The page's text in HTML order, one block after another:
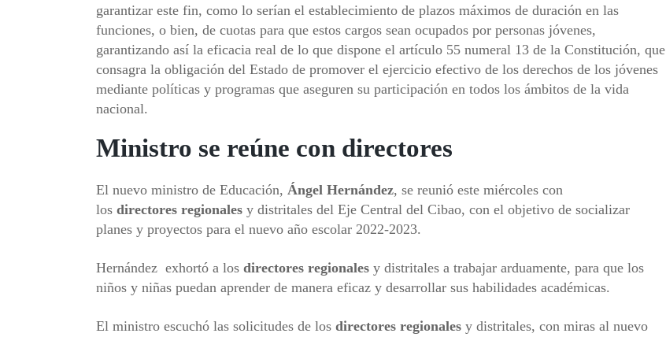
garantizar este fin, como lo serían el establecimiento de plazos máximos de duración en las
funciones, o bien, de cuotas para que estos cargos sean ocupados por personas jóvenes,
garantizando así la eficacia real de lo que dispone el artículo 55 numeral 13 de la Constitución, que
consagra la obligación del Estado de promover el ejercicio efectivo de los derechos de los jóvenes
mediante políticas y programas que aseguren su participación en todos los ámbitos de la vida
nacional.
Ministro se reúne con directores
El nuevo ministro de Educación, Ángel Hernández, se reunió este miércoles con
los directores regionales y distritales del Eje Central del Cibao, con el objetivo de socializar
planes y proyectos para el nuevo año escolar 2022-2023.
Hernández exhortó a los directores regionales y distritales a trabajar arduamente, para que los
niños y niñas puedan aprender de manera eficaz y desarrollar sus habilidades académicas.
El ministro escuchó las solicitudes de los directores regionales y distritales, con miras al nuevo